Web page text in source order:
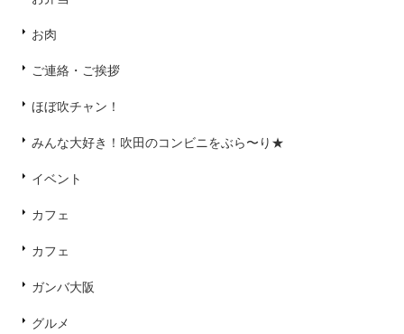
お肉
ご連絡・ご挨拶
ほぼ吹チャン！
みんな大好き！吹田のコンビニをぶら〜り★
イベント
カフェ
カフェ
ガンバ大阪
グルメ